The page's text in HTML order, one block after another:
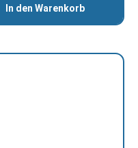
In den Warenkorb